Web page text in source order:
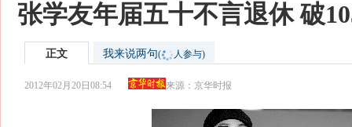
张学友年届五十不言退休 破
正文 我来说两句( 人参与)
2012年02月20日08:54 来源：京华时报